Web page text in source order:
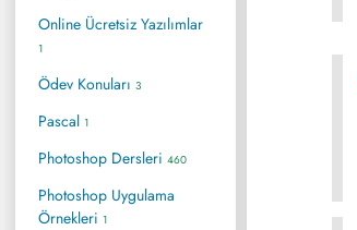
Online Ücretsiz Yazılımlar
1
Ödev Konuları 3
Pascal 1
Photoshop Dersleri 460
Photoshop Uygulama
Örnekleri 1